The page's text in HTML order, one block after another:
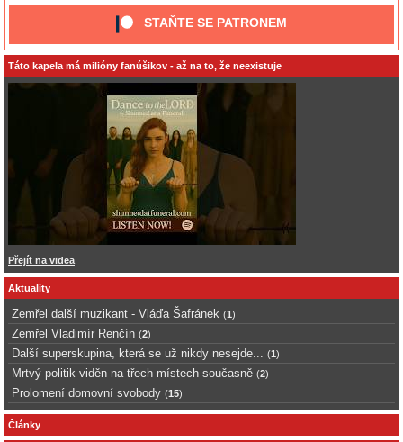
STAŇTE SE PATRONEM
Táto kapela má milióny fanúšikov - až na to, že neexistuje
Přejít na videa
Aktuality
Zemřel další muzikant - Vláďa Šafránek (1)
Zemřel Vladimír Renčín (2)
Další superskupina, která se už nikdy nesejde... (1)
Mrtvý politik viděn na třech místech současně (2)
Prolomení domovní svobody (15)
Články